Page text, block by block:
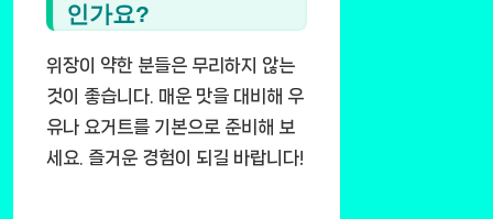
인가요?
위장이 약한 분들은 무리하지 않는
것이 좋습니다. 매운 맛을 대비해 우
유나 요거트를 기본으로 준비해 보
세요. 즐거운 경험이 되길 바랍니다!